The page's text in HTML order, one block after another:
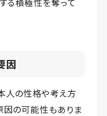
因
人の性格や考え方
因の可能性もありま